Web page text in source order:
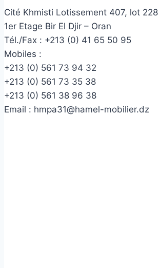
Cité Khmisti Lotissement 407, lot 228
1er Etage Bir El Djir – Oran
Tél./Fax : +213 (0) 41 65 50 95
Mobiles :
+213 (0) 561 73 94 32
+213 (0) 561 73 35 38
+213 (0) 561 38 96 38
Email : hmpa31@hamel-mobilier.dz